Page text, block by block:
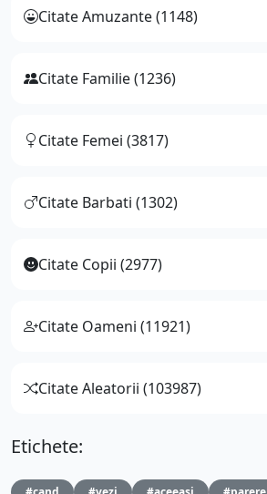
Citate Amuzante (1148)
Citate Familie (1236)
Citate Femei (3817)
Citate Barbati (1302)
Citate Copii (2977)
Citate Oameni (11921)
Citate Aleatorii (103987)
Etichete: